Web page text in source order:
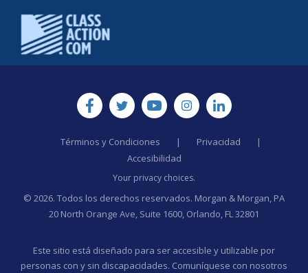
Términos y Condiciones | Privacidad
|
Accesibilidad
Your privacy choices.
© 2026. Todos los derechos reservados. Morgan & Morgan, PA
20 North Orange Ave, Suite 1600, Orlando, FL 32801
Este sitio está diseñado para ser accesible y utilizable por
personas con y sin discapacidades. Comuníquese con nosotros